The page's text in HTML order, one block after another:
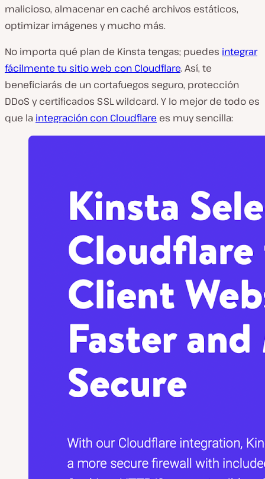
malicioso, almacenar en caché archivos estáticos,
optimizar imágenes y mucho más.
No importa qué plan de Kinsta tengas; puedes integrar
fácilmente tu sitio web con Cloudflare. Así, te
beneficiarás de un cortafuegos seguro, protección
DDoS y certificados SSL wildcard. Y lo mejor de todo es
que la integración con Cloudflare es muy sencilla: